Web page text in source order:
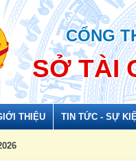
CỔNG
SỞ TÀI
THIỆU TIN TỨC - SỰ